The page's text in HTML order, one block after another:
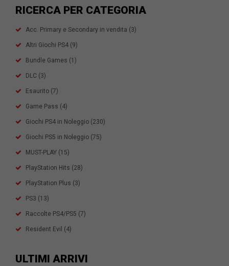
RICERCA PER CATEGORIA
Acc. Primary e Secondary in vendita (3)
Altri Giochi PS4 (9)
Bundle Games (1)
DLC (3)
Esaurito (7)
Game Pass (4)
Giochi PS4 in Noleggio (230)
Giochi PS5 in Noleggio (75)
MUST-PLAY (15)
PlayStation Hits (28)
PlayStation Plus (3)
PS3 (13)
Raccolte PS4/PS5 (7)
Resident Evil (4)
ULTIMI ARRIVI